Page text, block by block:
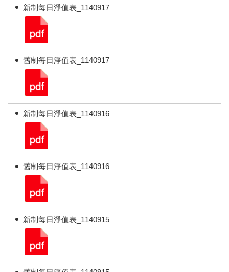
新制每日淨值表_1140917
舊制每日淨值表_1140917
新制每日淨值表_1140916
舊制每日淨值表_1140916
新制每日淨值表_1140915